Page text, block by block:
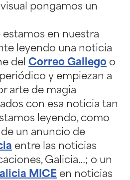
pongamos un
en nuestra
leyendo una noticia
del Correo Gallego o
y empiezan a
arte de magia
con esa noticia tan
leyendo, como
un anuncio de
entre las noticias
Galicia…; o un
MICE en noticias